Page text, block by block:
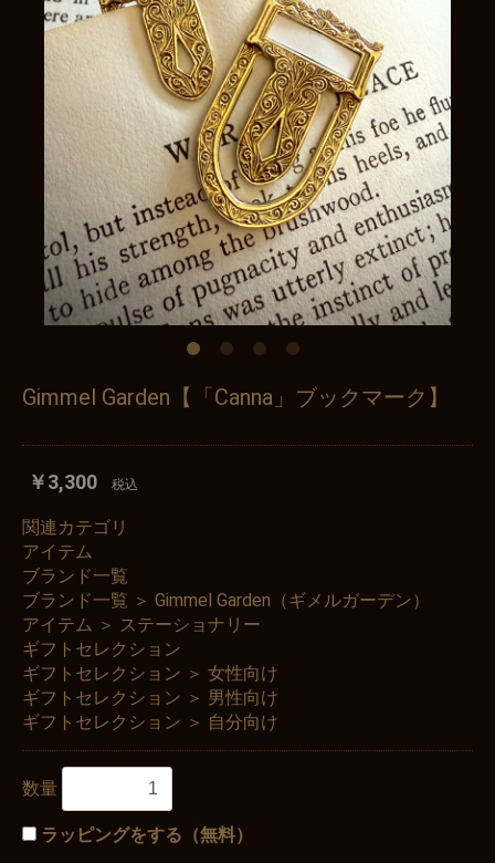
Gimmel Garden【「Canna」ブックマーク】
￥3,300 税込
関連カテゴリ
アイテム
ブランド一覧
ブランド一覧 ＞ Gimmel Garden（ギメルガーデン）
アイテム ＞ ステーショナリー
ギフトセレクション
ギフトセレクション ＞ 女性向け
ギフトセレクション ＞ 男性向け
ギフトセレクション ＞ 自分向け
数量
ラッピングをする（無料）